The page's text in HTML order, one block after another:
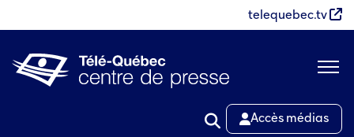
au
principal
telequebec.tv
Accès médias